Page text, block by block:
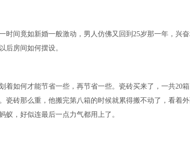
间竟如新婚一般激动，男人仿佛又回到25岁那一年，兴
后房间如何摆设。
如何才能节省一些，再节省一些。瓷砖买来了，一共20
瓷砖那么重，他搬完第八箱的时候就累得搬不动了，看着
，好似连最后一点力气都用上了。